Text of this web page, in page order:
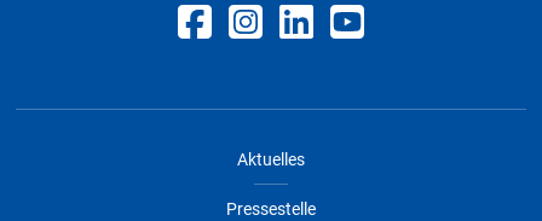
Aktuelles
Pressestelle